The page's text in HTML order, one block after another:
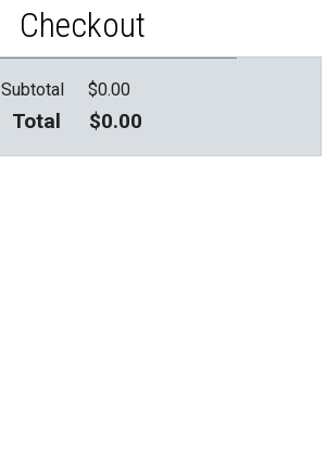
Checkout
Subtotal $0.00
Total $0.00